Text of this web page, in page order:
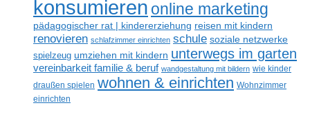
konsumieren online marketing
pädagogischer rat | kindererziehung reisen mit kindern
renovieren schlafzimmer einrichten schule soziale netzwerke
spielzeug umziehen mit kindern unterwegs im garten
vereinbarkeit familie & beruf wandgestaltung mit bildern wie kinder
draußen spielen wohnen & einrichten Wohnzimmer
einrichten